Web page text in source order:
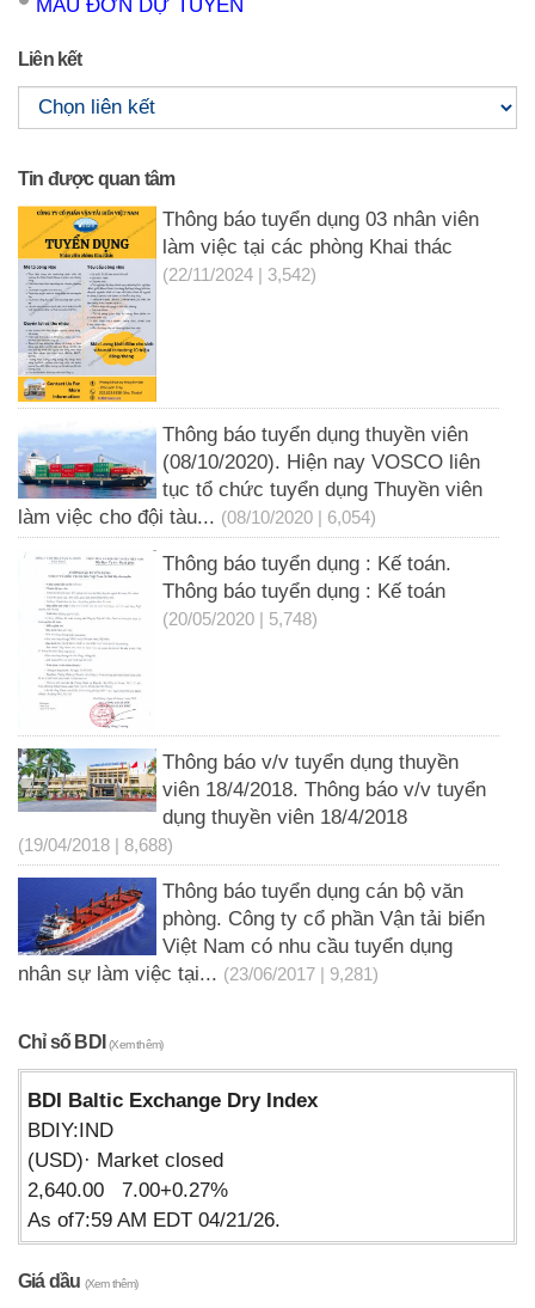
MẪU ĐƠN DỰ TUYỂN
Liên kết
Tin được quan tâm
Thông báo tuyển dụng 03 nhân viên
làm việc tại các phòng Khai thác
(22/11/2024 | 3,542)
Thông báo tuyển dụng thuyền viên
(08/10/2020). Hiện nay VOSCO liên
tục tổ chức tuyển dụng Thuyền viên
làm việc cho đội tàu... (08/10/2020 | 6,054)
Thông báo tuyển dụng : Kế toán.
Thông báo tuyển dụng : Kế toán
(20/05/2020 | 5,748)
Thông báo v/v tuyển dụng thuyền
viên 18/4/2018. Thông báo v/v tuyển
dụng thuyền viên 18/4/2018
(19/04/2018 | 8,688)
Thông báo tuyển dụng cán bộ văn
phòng. Công ty cổ phần Vận tải biển
Việt Nam có nhu cầu tuyển dụng
nhân sự làm việc tại... (23/06/2017 | 9,281)
Chỉ số BDI(Xem thêm)
BDI Baltic Exchange Dry Index
BDIY:IND
(USD)· Market closed
2,640.00 7.00+0.27%
As of7:59 AM EDT 04/21/26.
Giá dầu (Xem thêm)